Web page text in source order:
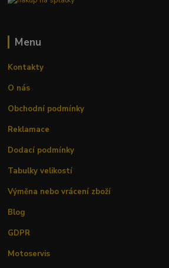
Menu
Kontakty
O nás
Obchodní podmínky
Reklamace
Dodací podmínky
Tabulky velikostí
Výměna nebo vrácení zboží
Blog
GDPR
Motoservis